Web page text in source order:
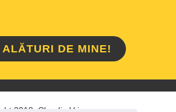
ALĂTURI DE MINE!